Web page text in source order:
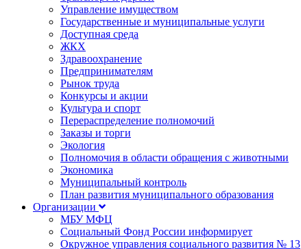
Управление имуществом
Государственные и муниципальные услуги
Доступная среда
ЖКХ
Здравоохранение
Предпринимателям
Рынок труда
Конкурсы и акции
Культура и спорт
Перераспределение полномочий
Заказы и торги
Экология
Полномочия в области обращения с животными
Экономика
Муниципальный контроль
План развития муниципального образования
Организации
МБУ МФЦ
Социальный Фонд России информирует
Окружное управления социального развития № 13